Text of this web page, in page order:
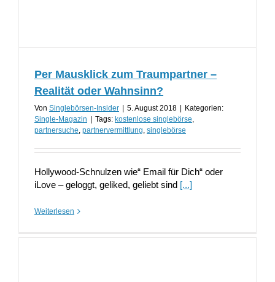
Per Mausklick zum Traumpartner –
Realität oder Wahnsinn?
Von Singlebörsen-Insider 5. August 2018
Kategorien:
Single-Magazin
Tags: kostenlose singlebörse,
partnersuche, partnervermittlung, singlebörse
Hollywood-Schnulzen wie“ Email für Dich“ oder
iLove – geloggt, geliked, geliebt sind [...]
Weiterlesen